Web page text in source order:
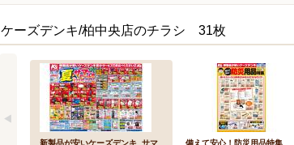
ケーズデンキ/柏中央店のチラシ 31枚
新製品が安いケーズデンキ_サマ
備えて安心！防災用品特集